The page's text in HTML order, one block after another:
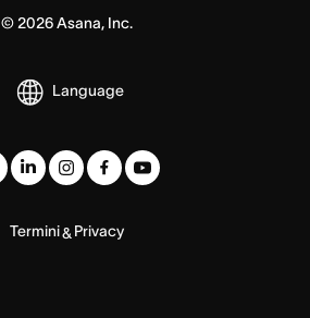
© 2026Asana, Inc.
Language
Termini& Privacy